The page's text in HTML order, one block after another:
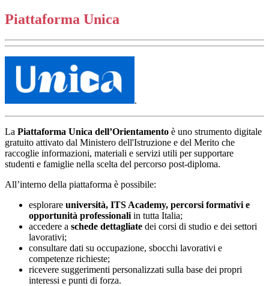
Piattaforma Unica
.
La Piattaforma Unica dell’Orientamento è uno strumento digitale
gratuito attivato dal Ministero dell'Istruzione e del Merito che
raccoglie informazioni, materiali e servizi utili per supportare
studenti e famiglie nella scelta del percorso post-diploma.
All’interno della piattaforma è possibile:
esplorare università, ITS Academy, percorsi formativi e
opportunità professionali in tutta Italia;
accedere a schede dettagliate dei corsi di studio e dei settori
lavorativi;
consultare dati su occupazione, sbocchi lavorativi e
competenze richieste;
ricevere suggerimenti personalizzati sulla base dei propri
interessi e punti di forza.